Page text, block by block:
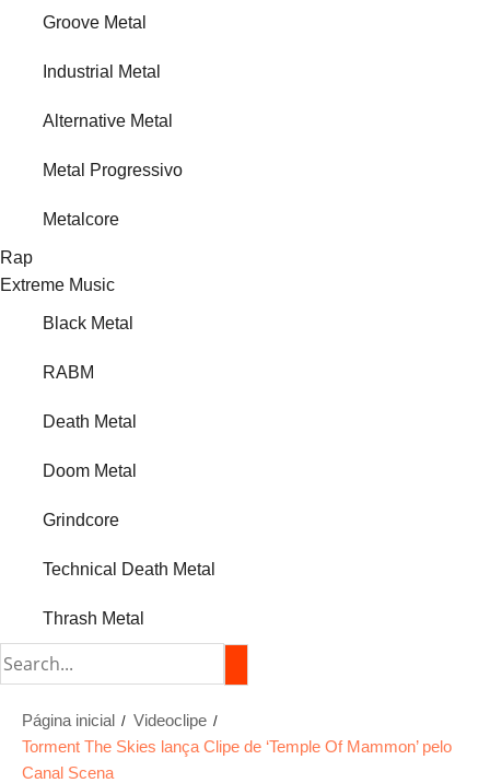
Groove Metal
Industrial Metal
Alternative Metal
Metal Progressivo
Metalcore
Rap
Extreme Music
Black Metal
RABM
Death Metal
Doom Metal
Grindcore
Technical Death Metal
Thrash Metal
Página inicial
Videoclipe
Torment The Skies lança Clipe de ‘Temple Of Mammon’ pelo
Canal Scena